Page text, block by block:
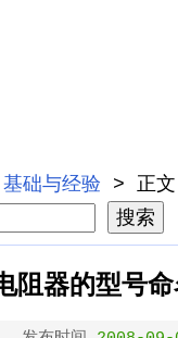
基础与经验 > 正文
阻器的型号